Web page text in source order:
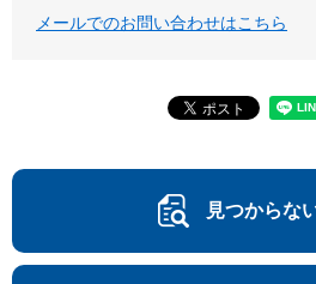
メールでのお問い合わせはこちら
見つからな